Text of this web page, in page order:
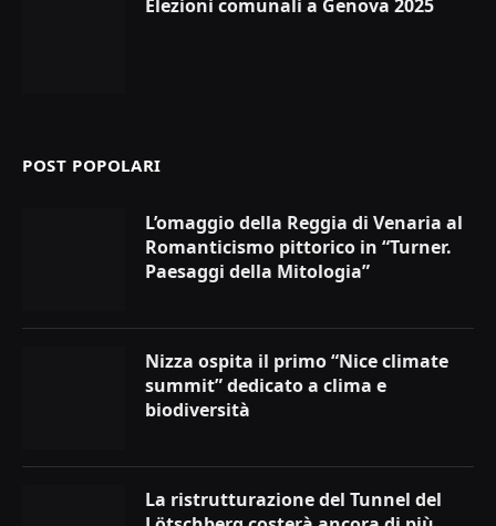
Elezioni comunali a Genova 2025
POST POPOLARI
L’omaggio della Reggia di Venaria al
Romanticismo pittorico in “Turner.
Paesaggi della Mitologia”
Nizza ospita il primo “Nice climate
summit” dedicato a clima e
biodiversità
La ristrutturazione del Tunnel del